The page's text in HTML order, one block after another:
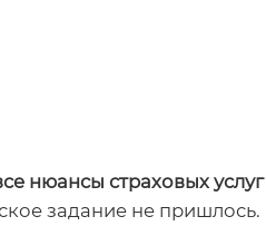
нюансы страховых услуг
задание не